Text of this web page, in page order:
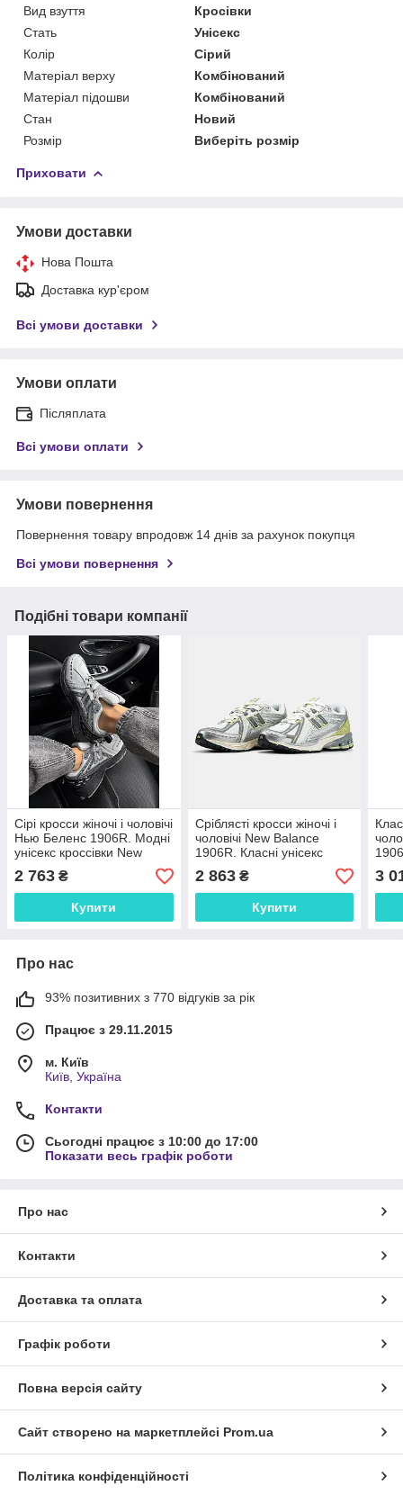
Вид взуття
Кросівки
Стать
Унісекс
Колір
Сірий
Матеріал верху
Комбінований
Матеріал підошви
Комбінований
Стан
Новий
Розмір
Виберіть розмір
Приховати
Умови доставки
Нова Пошта
Доставка кур'єром
Всі умови доставки
Умови оплати
Післяплата
Всі умови оплати
Умови повернення
Повернення товару впродовж 14 днів за рахунок покупця
Всі умови повернення
Подібні товари компанії
Сірі кросси жіночі і чоловічі
Нью Беленс 1906R. Модні
унісекс кроссівки New
Balance 1906R.
2 763 ₴
Купити
Сріблясті кросси жіночі і
чоловічі New Balance
1906R. Класні унісекс
кроссівки Нью Беленс
1906R.
2 863₴
Купити
3
Про нас
93% позитивних з 770 відгуків за рік
Працює з 29.11.2015
м. Київ
Київ, Україна
Контакти
Сьогодні працює з 10:00 до 17:00
Показати весь графік роботи
Про нас
Контакти
Доставка та оплата
Графік роботи
Повна версія сайту
Сайт створено на маркетплейсі Prom.ua
Політика конфіденційності